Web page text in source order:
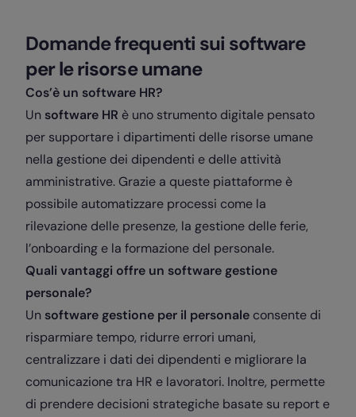
Domande frequenti sui software
per le risorse umane
Cos’è un software HR?
Un software HR è uno strumento digitale pensato
per supportare i dipartimenti delle risorse umane
nella gestione dei dipendenti e delle attività
amministrative. Grazie a queste piattaforme è
possibile automatizzare processi come la
rilevazione delle presenze, la gestione delle ferie,
l’onboarding e la formazione del personale.
Quali vantaggi offre un software gestione
personale?
Un software gestione per il personale consente di
risparmiare tempo, ridurre errori umani,
centralizzare i dati dei dipendenti e migliorare la
comunicazione tra HR e lavoratori. Inoltre, permette
di prendere decisioni strategiche basate su report e